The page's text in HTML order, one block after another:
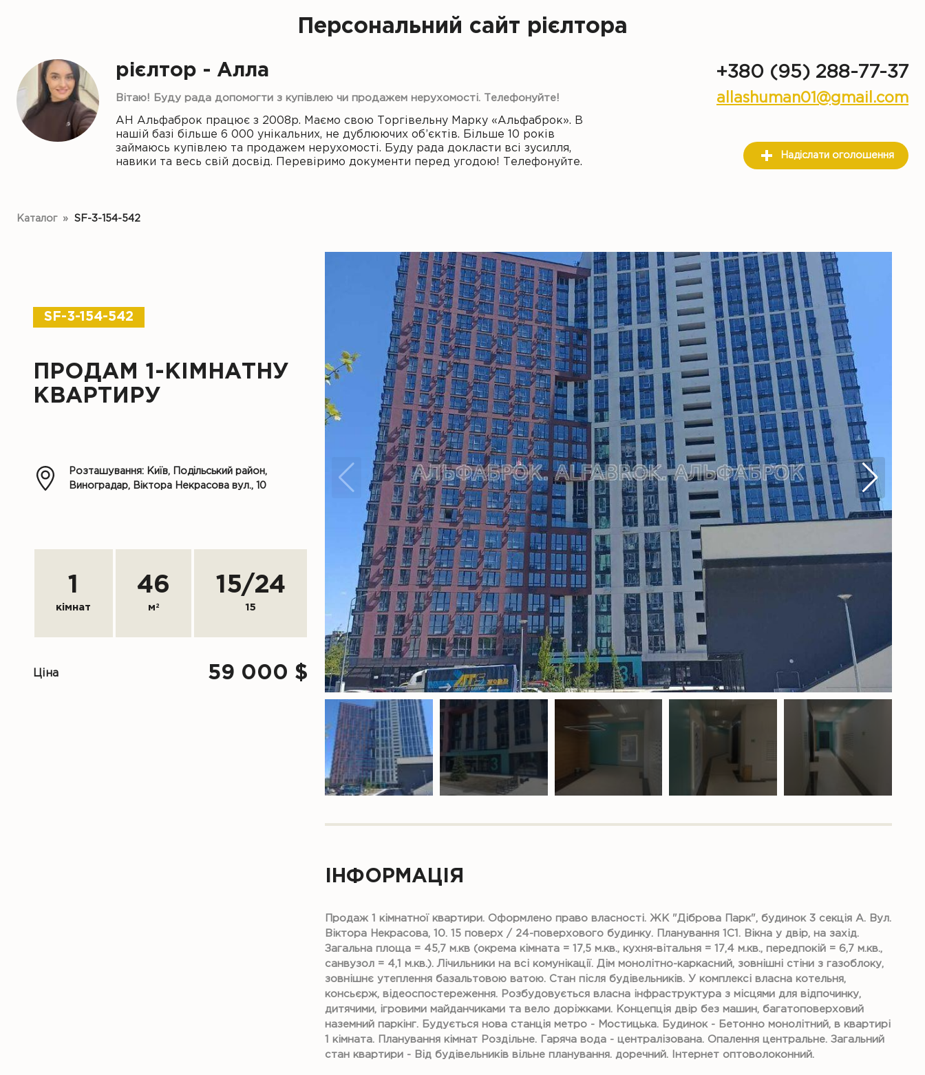
Персональний сайт рієлтора
рієлтор - Алла
Вітаю! Буду рада допомогти з купівлею чи продажем нерухомості. Телефонуйте!
АН Альфаброк працює з 2008р. Маємо свою Торгівельну Марку «Альфаброк». В
нашій базі більше 6 000 унікальних, не дублюючих об’єктів. Більше 10 років
займаюсь купівлею та продажем нерухомості. Буду рада докласти всі зусилля,
навики та весь свій досвід. Перевіримо документи перед угодою! Телефонуйте.
+380 (95) 288-77-37
allashuman01@gmail.com
Надіслати оголошення
Каталог » SF-3-154-542
SF-3-154-542
ПРОДАМ 1-КІМНАТНУ
КВАРТИРУ
Розташування: Київ, Подільський район,
Виноградар, Віктора Некрасова вул., 10
1
кімнат
46
м 2
15/24
15
Ціна 59 000 $
ІНФОРМАЦІЯ
Продаж 1 кімнатної квартири. Оформлено право власності. ЖК "Діброва Парк", будинок 3 секція А. Вул.
Віктора Некрасова, 10. 15 поверх / 24-поверхового будинку. Планування 1С1. Вікна у двір, на захід.
Загальна площа = 45,7 м.кв (окрема кімната = 17,5 м.кв., кухня-вітальня = 17,4 м.кв., передпокій = 6,7 м.кв.,
санвузол = 4,1 м.кв.). Лічильники на всі комунікації. Дім монолітно-каркасний, зовнішні стіни з газоблоку,
зовнішнє утеплення базальтовою ватою. Стан після будівельників. У комплексі власна котельня,
консьєрж, відеоспостереження. Розбудовується власна інфраструктура з місцями для відпочинку,
дитячими, ігровими майданчиками та вело доріжками. Концепція двір без машин, багатоповерховий
наземний паркінг. Будується нова станція метро - Мостицька. Будинок - Бетонно монолітний, в квартирі
1 кімната. Планування кімнат Роздільне. Гаряча вода - централізована. Опалення центральне. Загальний
стан квартири - Від будівельників вільне планування. доречний. Інтернет оптоволоконний.